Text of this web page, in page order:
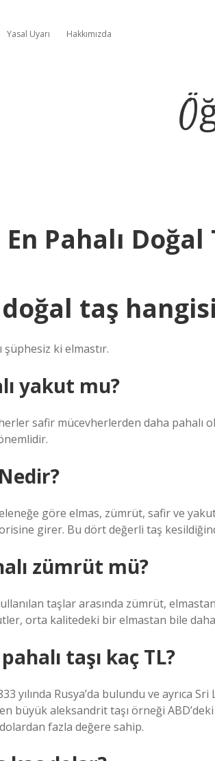
Yasal Uyarı Hakkımızda
Pahalı Doğal
taş
şüphesiz ki elmastır.
yakut mu?
safir mücevherlerden daha pahalı
göre elmas, zümrüt, safir ve
girer. Bu dört değerli taş
zümrüt mü?
taşlar arasında zümrüt,
orta kalitedeki bir elmastan bile
taşı kaç TL?
yılında Rusya’da bulundu ve ayrıca
büyük aleksandrit taşı örneği
fazla değere sahip.